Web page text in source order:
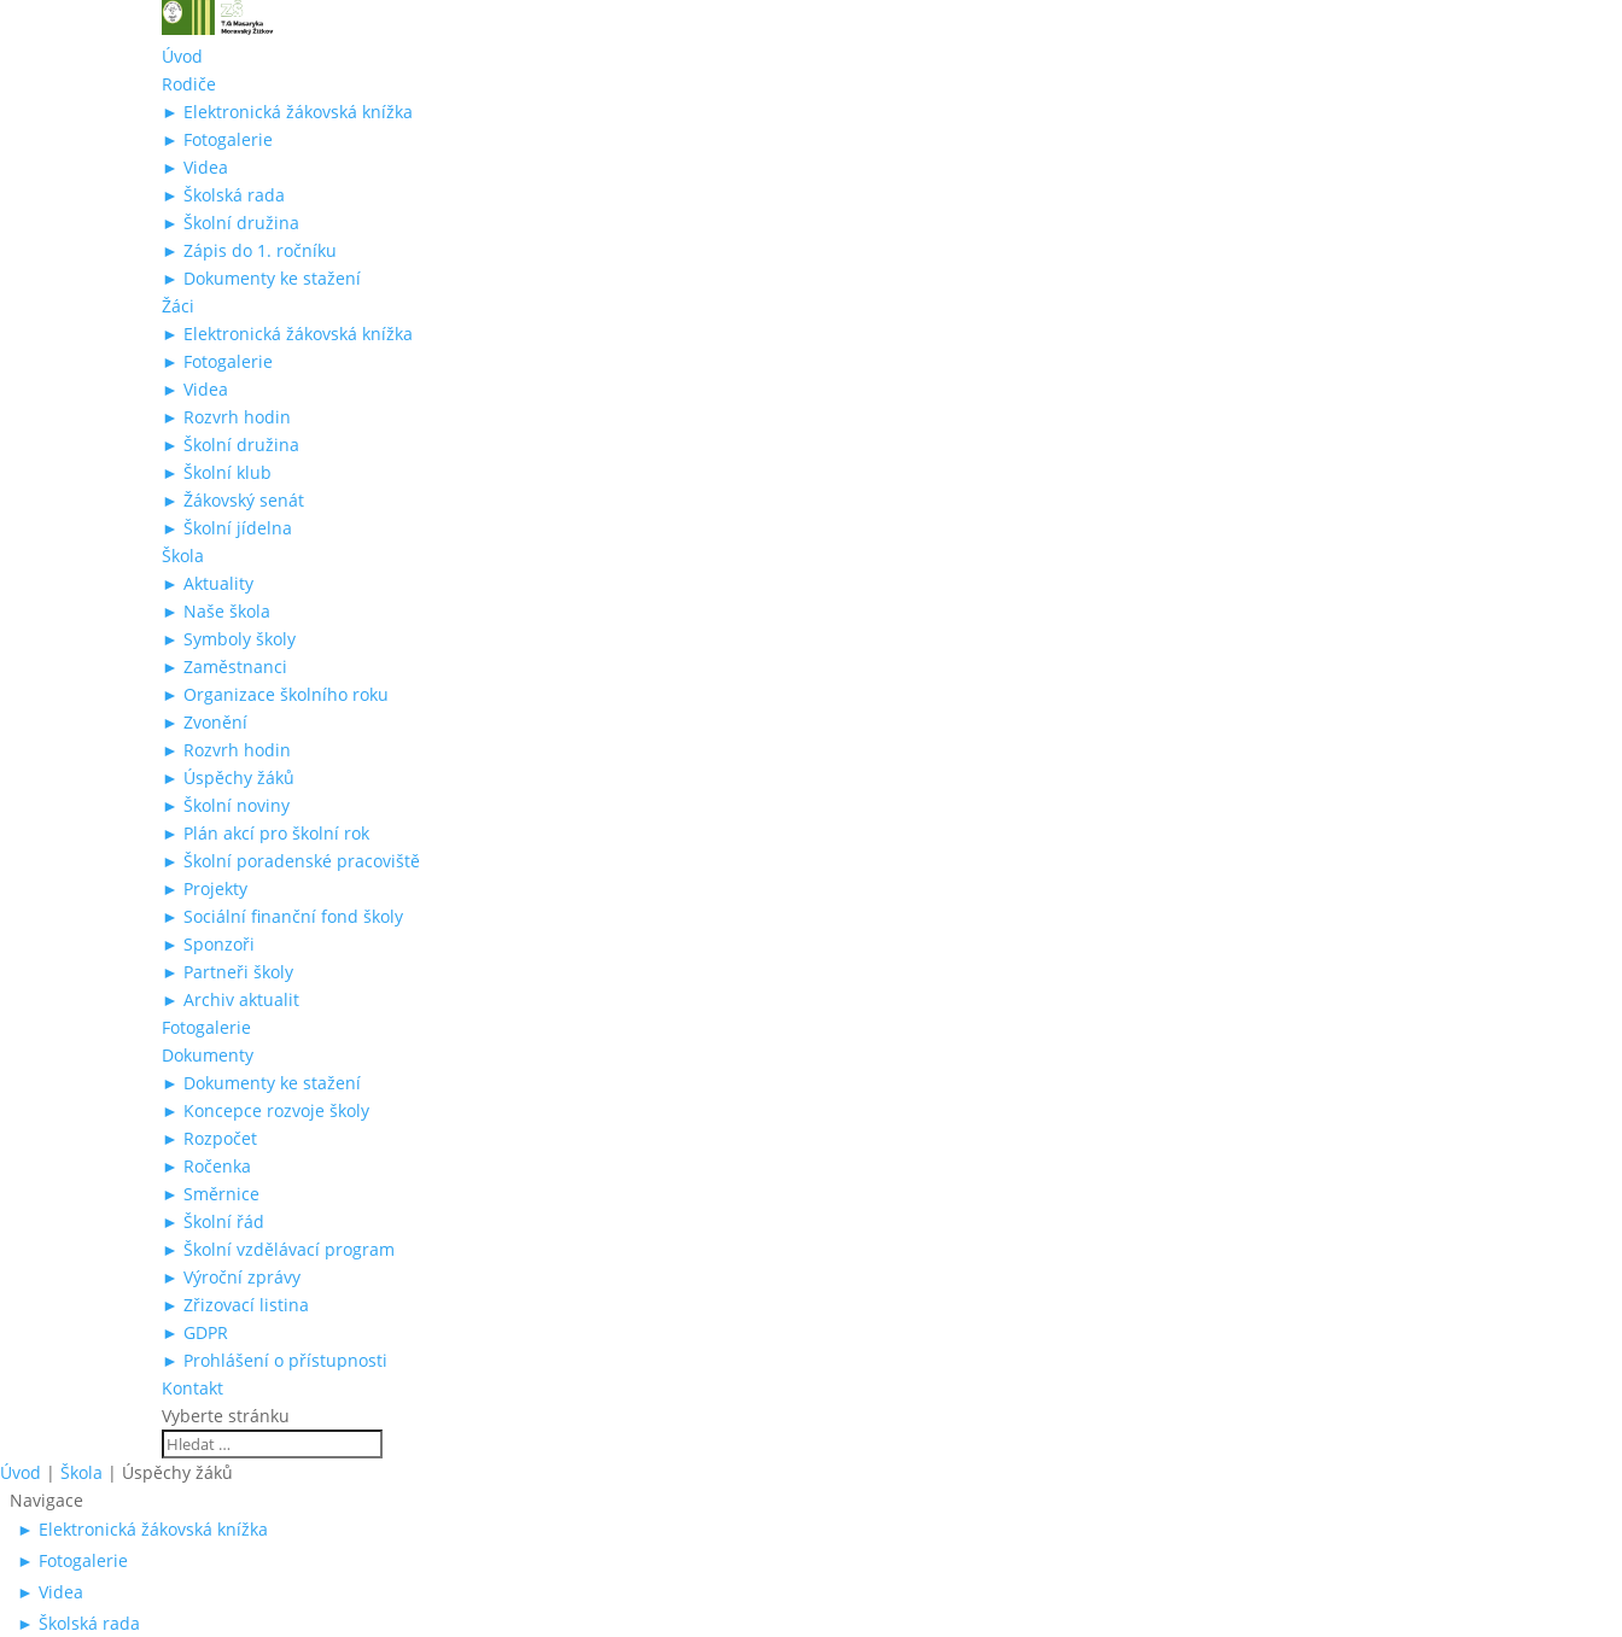
Úvod
Rodiče
► Elektronická žákovská knížka
► Fotogalerie
► Videa
► Školská rada
► Školní družina
► Zápis do 1. ročníku
► Dokumenty ke stažení
Žáci
► Elektronická žákovská knížka
► Fotogalerie
► Videa
► Rozvrh hodin
► Školní družina
► Školní klub
► Žákovský senát
► Školní jídelna
Škola
► Aktuality
► Naše škola
► Symboly školy
► Zaměstnanci
► Organizace školního roku
► Zvonění
► Rozvrh hodin
► Úspěchy žáků
► Školní noviny
► Plán akcí pro školní rok
► Školní poradenské pracoviště
► Projekty
► Sociální finanční fond školy
► Sponzoři
► Partneři školy
► Archiv aktualit
Fotogalerie
Dokumenty
► Dokumenty ke stažení
► Koncepce rozvoje školy
► Rozpočet
► Ročenka
► Směrnice
► Školní řád
► Školní vzdělávací program
► Výroční zprávy
► Zřizovací listina
► GDPR
► Prohlášení o přístupnosti
Kontakt
Vyberte stránku
Úvod | Škola | Úspěchy žáků
Navigace
► Elektronická žákovská knížka
► Fotogalerie
► Videa
► Školská rada